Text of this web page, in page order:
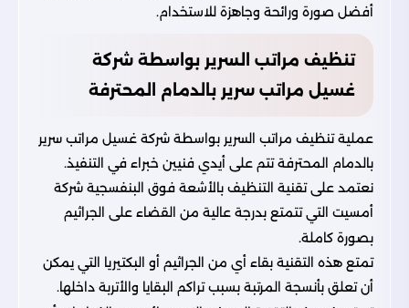
أفضل صورة ورائحة وجاهزة للاستخدام.
تنظيف مراتب السرير بواسطة شركة
غسيل مراتب سرير بالدمام المحترفة
عملية تنظيف مراتب السرير بواسطة شركة غسيل مراتب سرير
بالدمام المحترفة تتم على أيدي فنيين خبراء في التنفيذ.
نعتمد على تقنية التنظيف بالأشعة فوق البنفسجية شركة
أمسيت التي تتمتع بدرجة عالية من القضاء على الجراثيم
بصورة كاملة.
تمتع هذه التقنية بقاء أي من الجراثيم أو البكتيريا التي يمكن
أن تعلق بأنسجة المرتبة بسبب تراكم البقايا والأتربة داخلها.